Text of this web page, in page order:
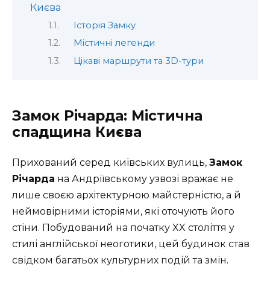
Києва
Історія Замку
Містичні легенди
Цікаві маршрути та 3D-тури
Замок Річарда: Містична
спадщина Києва
Прихований серед київських вулиць, Замок
Річарда на Андріївському узвозі вражає не
лише своєю архітектурною майстерністю, а й
неймовірними історіями, які оточують його
стіни. Побудований на початку XX століття у
стилі англійської неоготики, цей будинок став
свідком багатьох культурних подій та змін.